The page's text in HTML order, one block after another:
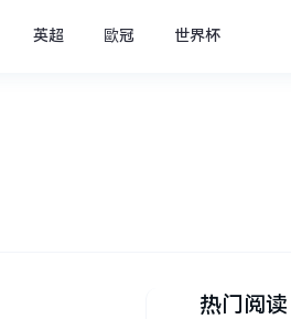
英超 歐冠 世界杯
热门阅读